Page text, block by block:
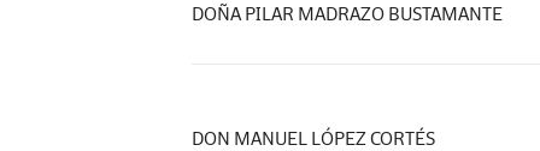
DOÑA PILAR MADRAZO BUSTAMANTE
DON MANUEL LÓPEZ CORTÉS